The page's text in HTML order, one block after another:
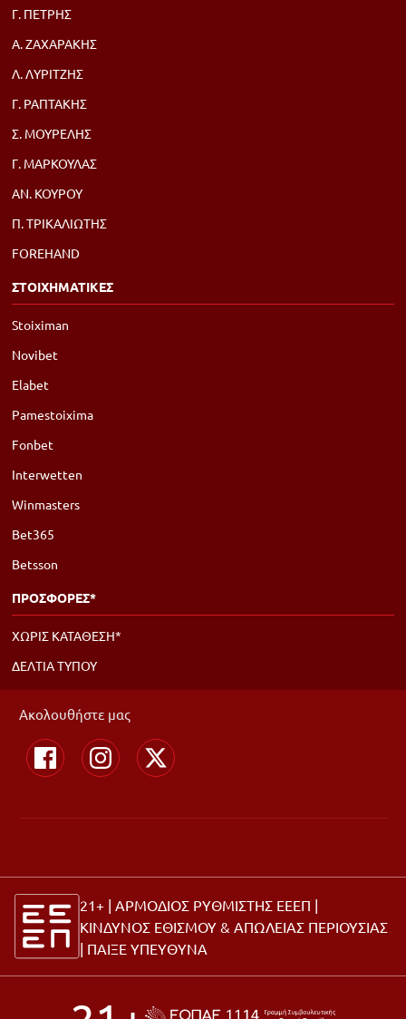
Γ. ΠΕΤΡΗΣ
Α. ΖΑΧΑΡΑΚΗΣ
Λ. ΛΥΡΙΤΖΗΣ
Γ. ΡΑΠΤΑΚΗΣ
Σ. ΜΟΥΡΕΛΗΣ
Γ. ΜΑΡΚΟΥΛΑΣ
ΑΝ. ΚΟΥΡΟΥ
Π. ΤΡΙΚΑΛΙΩΤΗΣ
FOREHAND
ΣΤΟΙΧΗΜΑΤΙΚΕΣ
Stoiximan
Novibet
Elabet
Pamestoixima
Fonbet
Interwetten
Winmasters
Bet365
Betsson
ΠΡΟΣΦΟΡΕΣ*
ΧΩΡΙΣ ΚΑΤΑΘΕΣΗ*
ΔΕΛΤΙΑ ΤΥΠΟΥ
Ακολουθήστε μας
21+ | ΑΡΜΟΔΙΟΣ ΡΥΘΜΙΣΤΗΣ ΕΕΕΠ |
ΚΙΝΔΥΝΟΣ ΕΘΙΣΜΟΥ & ΑΠΩΛΕΙΑΣ ΠΕΡΙΟΥΣΙΑΣ
| ΠΑΙΞΕ ΥΠΕΥΘΥΝΑ